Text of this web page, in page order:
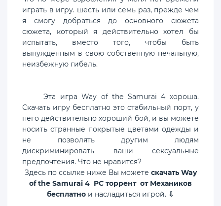
играть в игру. шесть или семь раз, прежде чем
я смогу добраться до основного сюжета
сюжета, который я действительно хотел бы
испытать, вместо того, чтобы быть
вынужденным в свою собственную печальную,
неизбежную гибель.
Эта игра Way of the Samurai 4 хороша.
Скачать игру бесплатно это стабильный порт, у
него действительно хороший бой, и вы можете
носить странные покрытые цветами одежды и
не позволять другим людям
дискриминировать ваши сексуальные
предпочтения. Что не нравится?
Здесь по ссылке ниже Вы можете скачать Way
of the Samurai 4 PC торрент от Механиков
бесплатно и насладиться игрой. ⇩